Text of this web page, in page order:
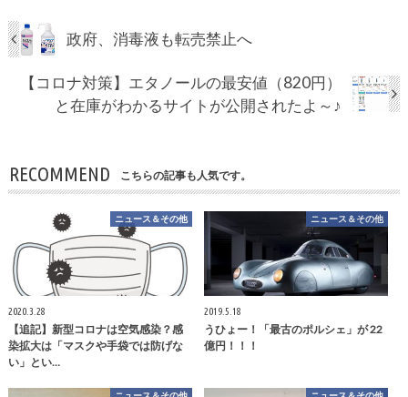
政府、消毒液も転売禁止へ
【コロナ対策】エタノールの最安値（820円）
と在庫がわかるサイトが公開されたよ～♪
RECOMMEND こちらの記事も人気です。
ニュース＆その他
2020.3.28
【追記】新型コロナは空気感染？感
染拡大は「マスクや手袋では防げな
い」とい…
ニュース＆その他
2019.5.18
うひょー！「最古のポルシェ」が 22
億円！！！